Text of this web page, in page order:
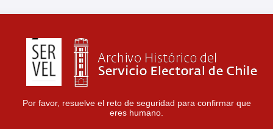
Por favor, resuelve el reto de seguridad para confirmar que
eres humano.